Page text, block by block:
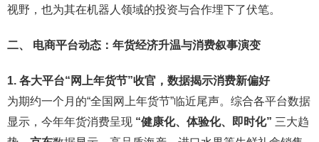
视野，也为其在机器人领域的投资与合作埋下了伏笔。
二、 电商平台动态：年货经济升温与消费叙事演变
1. 各大平台“网上年货节”收官，数据揭示消费新偏好
为期约一个月的“全国网上年货节”临近尾声。综合各平台数据
显示，今年年货消费呈现 “健康化、体验化、即时化” 三大趋